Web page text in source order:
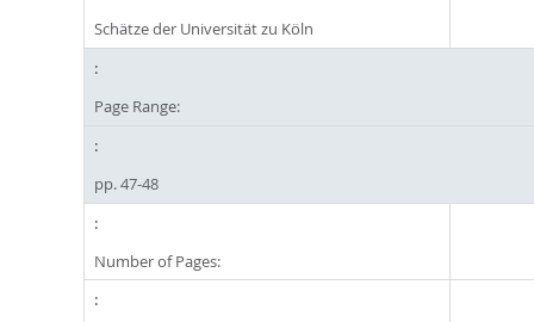
Schätze der Universität zu Köln
Page Range:
pp. 47-48
Number of Pages: